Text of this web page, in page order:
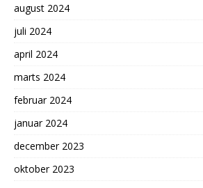
august 2024
juli 2024
april 2024
marts 2024
februar 2024
januar 2024
december 2023
oktober 2023